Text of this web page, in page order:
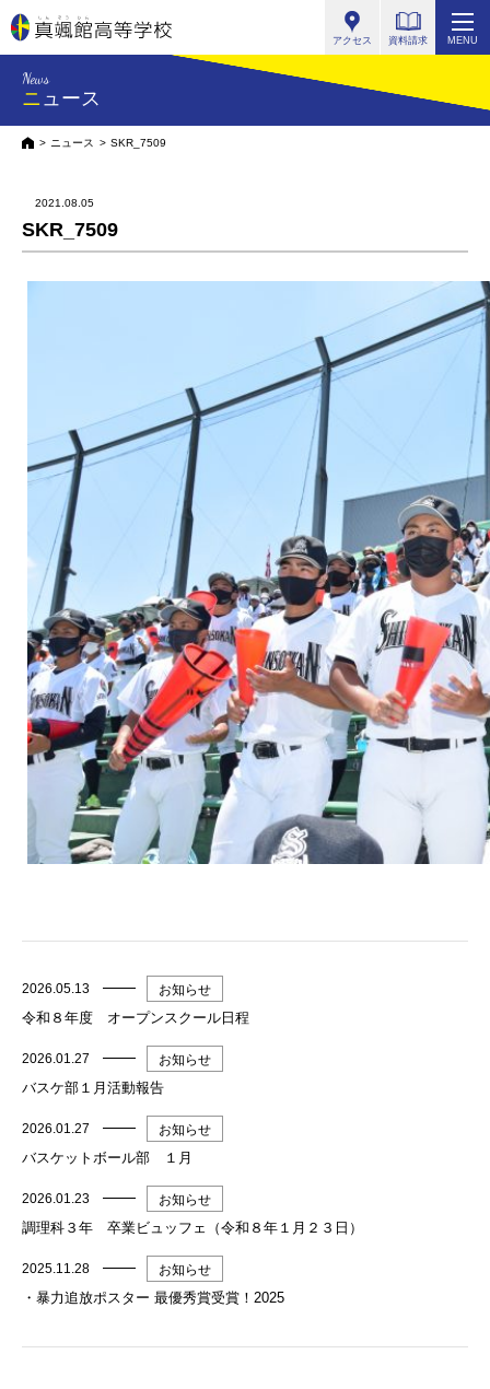
アクセス 資料請求 MENU
News
ニュース
HOMEニュース SKR_7509
2021.08.05
SKR_7509
2026.05.13 お知らせ
令和８年度 オープンスクール日程
2026.01.27 お知らせ
バスケ部１月活動報告
2026.01.27 お知らせ
バスケットボール部 １月
2026.01.23 お知らせ
調理科３年 卒業ビュッフェ（令和８年１月２３日）
2025.11.28 お知らせ
・暴力追放ポスター 最優秀賞受賞！2025